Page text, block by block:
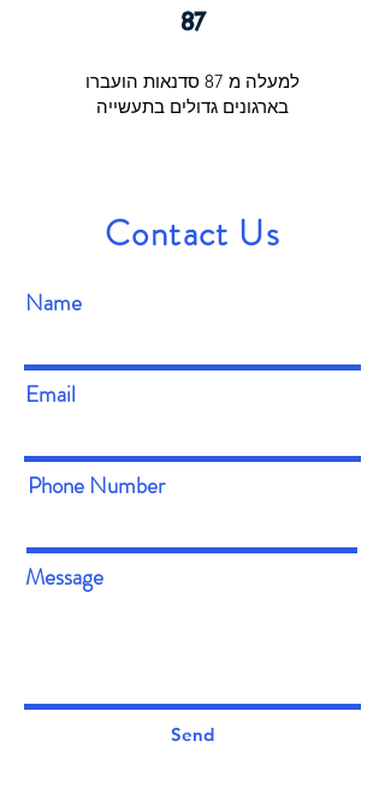
87
למעלה מ 87 סדנאות הועברו
בארגונים גדולים בתעשייה
Contact Us
Name
Email
Phone Number
Message
Send